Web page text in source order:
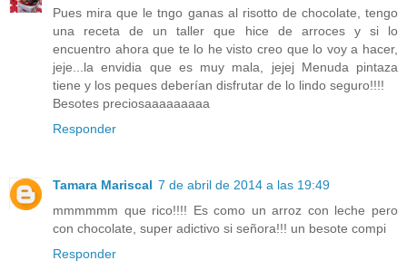
Pues mira que le tngo ganas al risotto de chocolate, tengo
una receta de un taller que hice de arroces y si lo
encuentro ahora que te lo he visto creo que lo voy a hacer,
jeje...la envidia que es muy mala, jejej Menuda pintaza
tiene y los peques deberían disfrutar de lo lindo seguro!!!!
Besotes preciosaaaaaaaaa
Responder
Tamara Mariscal 7 de abril de 2014 a las 19:49
mmmmmm que rico!!!! Es como un arroz con leche pero
con chocolate, super adictivo si señora!!! un besote compi
Responder